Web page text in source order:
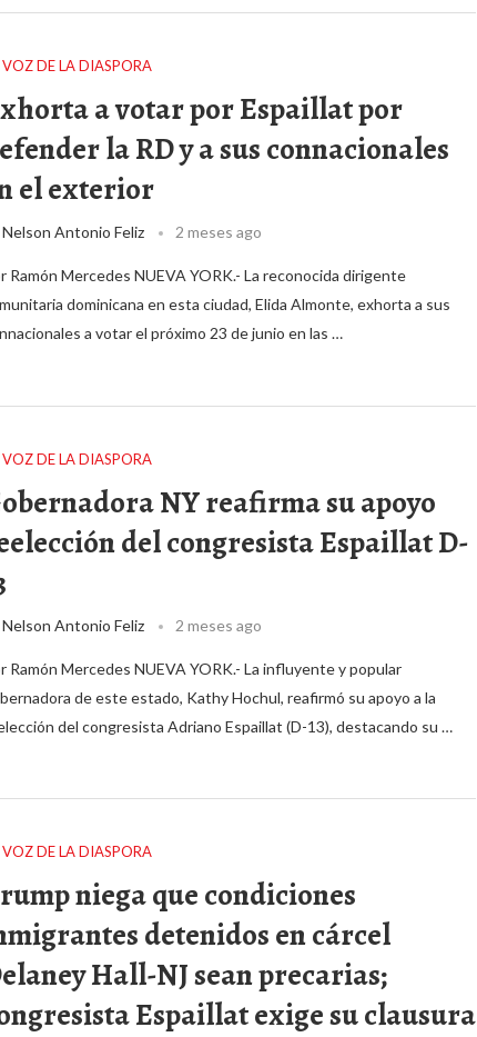
VOZ DE LA DIASPORA
a votar por Espaillat por
la RD y a sus connacionales
el exterior
Nelson Antonio Feliz 2 meses ago
Ramón Mercedes NUEVA YORK.- La reconocida dirigente
dominicana en esta ciudad, Elida Almonte, exhorta a sus
a votar el próximo 23 de junio en las …
VOZ DE LA DIASPORA
NY reafirma su apoyo
del congresista Espaillat D-
Nelson Antonio Feliz 2 meses ago
Ramón Mercedes NUEVA YORK.- La influyente y popular
de este estado, Kathy Hochul, reafirmó su apoyo a la
del congresista Adriano Espaillat (D-13), destacando su …
VOZ DE LA DIASPORA
niega que condiciones
detenidos en cárcel
Hall-NJ sean precarias;
Espaillat exige su clausura